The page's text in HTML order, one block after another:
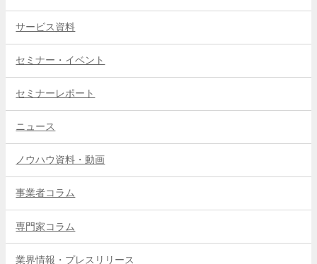
サービス資料
セミナー・イベント
セミナーレポート
ニュース
ノウハウ資料・動画
事業者コラム
専門家コラム
業界情報・プレスリリース